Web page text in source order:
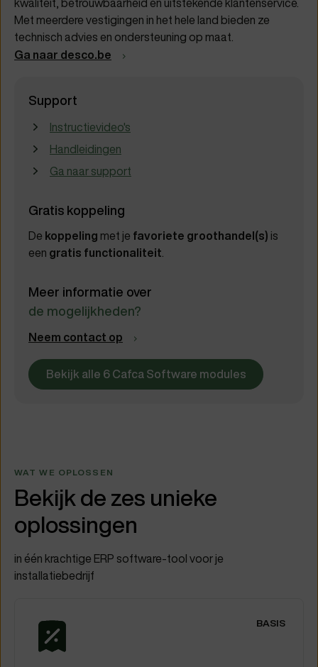
Met meerdere vestigingen in het hele land bieden ze
technisch advies en ondersteuning op maat.
Ga naar desco.be
Support
Instructievideo's
Handleidingen
Ga naar support
Gratis koppeling
De koppeling met je favoriete groothandel(s) is
een gratis functionaliteit.
Meer informatie over
de mogelijkheden?
Neem contact op
Bekijk alle 6 Cafca Software modules
WAT WE OPLOSSEN
Bekijk de zes unieke
oplossingen
in één krachtige ERP software-tool voor je
installatiebedrijf
BASIS